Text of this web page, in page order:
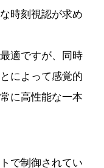
時刻視認が求め
適ですが、同時
によって感覚的
に高性能な一本
で制御されてい